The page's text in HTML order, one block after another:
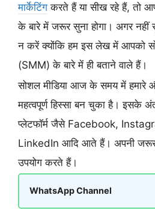
मार्केटिंग करते हैं या सीख रहे हैं, तो
के बारे में जरूर सुना होगा। अगर नहीं
न करें क्योंकि हम इस लेख में आपको
(SMM) के बारे में ही बताने वाले हैं।
सोशल मीडिया आज के समय में हमारे
महत्वपूर्ण हिस्सा बन चुका है। इसके
प्लेटफॉर्म जैसे Facebook,
LinkedIn आदि आते हैं। अपनी जरूर
उपयोग करते हैं।
WhatsApp Channel